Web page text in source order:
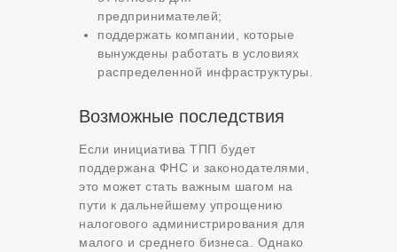
предпринимателей;
поддержать компании, которые
вынуждены работать в условиях
распределенной инфраструктуры.
Возможные последствия
Если инициатива ТПП будет
поддержана ФНС и законодателями,
это может стать важным шагом на
пути к дальнейшему упрощению
налогового администрирования для
малого и среднего бизнеса. Однако